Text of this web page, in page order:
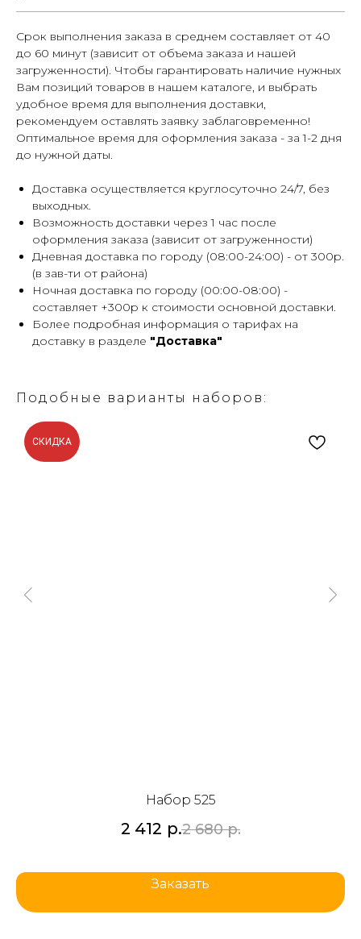
Срок выполнения заказа в среднем составляет от 40
до 60 минут (зависит от объема заказа и нашей
загруженности). Чтобы гарантировать наличие нужных
Вам позиций товаров в нашем каталоге, и выбрать
удобное время для выполнения доставки,
рекомендуем оставлять заявку заблаговременно!
Оптимальное время для оформления заказа - за 1-2 дня
до нужной даты.
Доставка осуществляется круглосуточно 24/7, без
выходных.
Возможность доставки через 1 час после
оформления заказа (зависит от загруженности)
Дневная доставка по городу (08:00-24:00) - от 300р.
(в зав-ти от района)
Ночная доставка по городу (00:00-08:00) -
составляет +300р к стоимости основной доставки.
Более подробная информация о тарифах на
доставку в разделе "Доставка"
Подобные варианты наборов:
СКИДКА
Набор 525
2 412 р.2 680 р.
Заказать